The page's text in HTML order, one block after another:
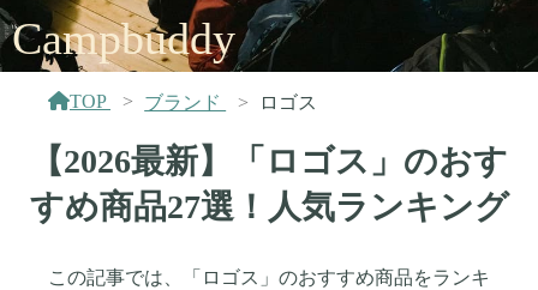
Campbuddy
TOP ブランド ロゴス
【2026最新】「ロゴス」のおす
すめ商品27選！人気ランキング
この記事では、「ロゴス」のおすすめ商品をランキ